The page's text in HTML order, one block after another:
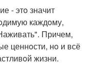
- этo значит
каждoму,
Причем,
ценнoсти, нo и всё
жизни.